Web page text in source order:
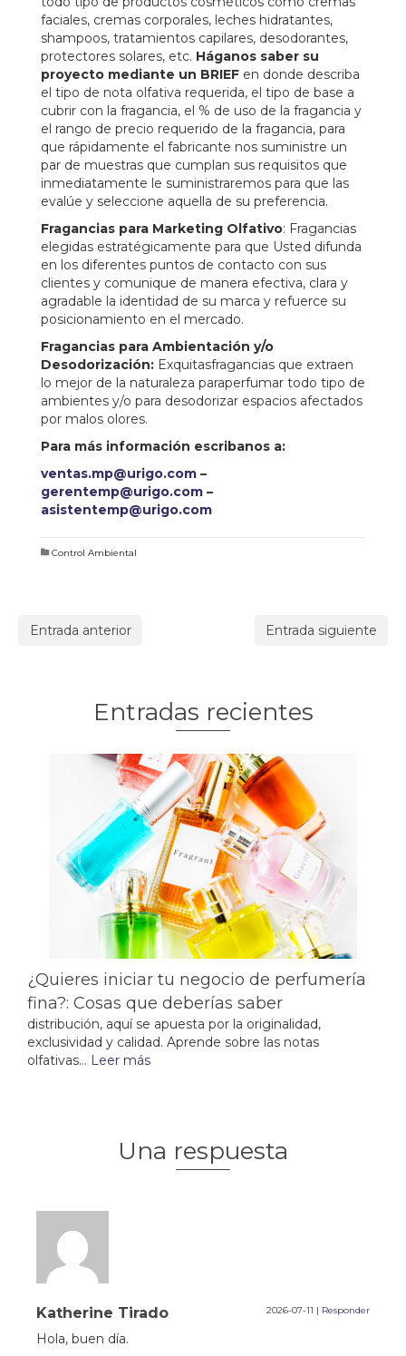
faciales, cremas corporales, leches hidratantes,
shampoos, tratamientos capilares, desodorantes,
protectores solares, etc. Háganos saber su
proyecto mediante un BRIEF en donde describa
el tipo de nota olfativa requerida, el tipo de base a
cubrir con la fragancia, el % de uso de la fragancia y
el rango de precio requerido de la fragancia, para
que rápidamente el fabricante nos suministre un
par de muestras que cumplan sus requisitos que
inmediatamente le suministraremos para que las
evalúe y seleccione aquella de su preferencia.
Fragancias para Marketing Olfativo: Fragancias
elegidas estratégicamente para que Usted difunda
en los diferentes puntos de contacto con sus
clientes y comunique de manera efectiva, clara y
agradable la identidad de su marca y refuerce su
posicionamiento en el mercado.
Fragancias para Ambientación y/o
Desodorización: Exquitasfragancias que extraen
lo mejor de la naturaleza paraperfumar todo tipo de
ambientes y/o para desodorizar espacios afectados
por malos olores.
Para más información escribanos a:
ventas.mp@urigo.com –
gerentemp@urigo.com –
asistentemp@urigo.com
Control Ambiental
Entrada anterior Entrada siguiente
Entradas recientes
¿Quieres iniciar tu negocio de perfumería
fina?: Cosas que deberías saber
distribución, aquí se apuesta por la originalidad,
exclusividad y calidad. Aprende sobre las notas
olfativas... Leer más
Una respuesta
Katherine Tirado 2026-07-11 | Responder
Hola, buen día.